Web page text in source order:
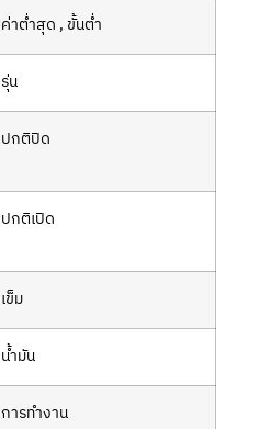
ค่าต่ำสุด , ขั้นต่ำ
รุ่น
ปกติปิด
ปกติเปิด
เข็ม
น้ำมัน
การทำงาน